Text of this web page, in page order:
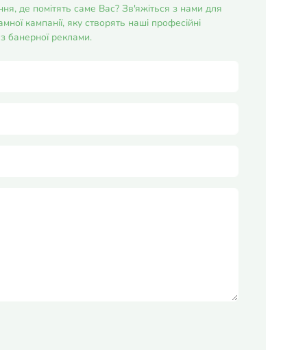
де помітять саме Вас? Зв'яжіться з нами для
кампанії, яку створять наші професійні
банерної реклами.